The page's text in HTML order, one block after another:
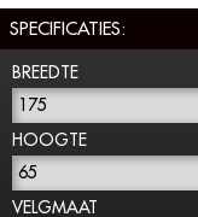
SPECIFICATIES:
BREEDTE
175
HOOGTE
65
VELGMAAT